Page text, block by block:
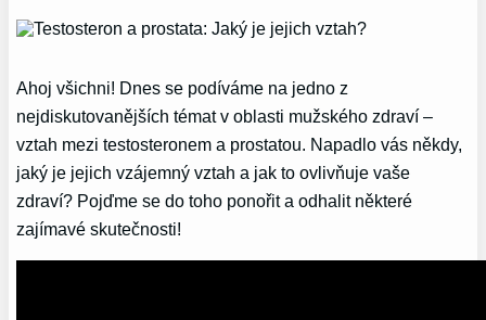
Ahoj všichni! Dnes se podíváme na jedno z
nejdiskutovanějších témat v oblasti mužského zdraví –
vztah mezi testosteronem a prostatou. Napadlo vás někdy,
jaký je jejich vzájemný vztah a jak to ovlivňuje vaše
zdraví? Pojďme se do toho ponořit a odhalit některé
zajímavé skutečnosti!